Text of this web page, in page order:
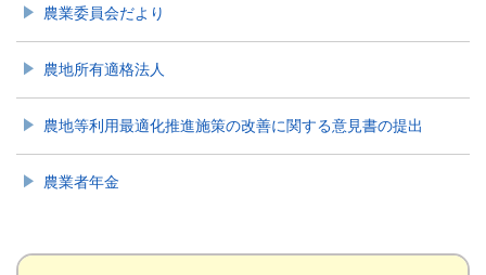
農業委員会だより
農地所有適格法人
農地等利用最適化推進施策の改善に関する意見書の提出
農業者年金